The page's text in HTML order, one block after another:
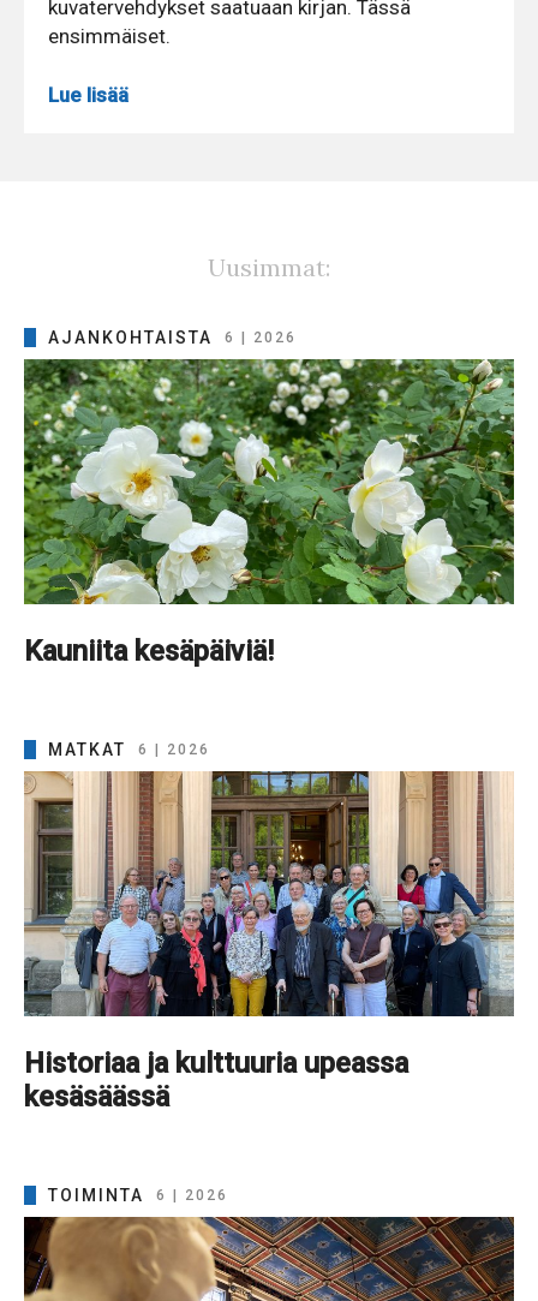
kuvatervehdykset saatuaan kirjan. Tässä
ensimmäiset.
Lue lisää
Uusimmat:
AJANKOHTAISTA 6 | 2026
Kauniita kesäpäiviä!
MATKAT 6 | 2026
Historiaa ja kulttuuria upeassa
kesäsäässä
TOIMINTA 6 | 2026